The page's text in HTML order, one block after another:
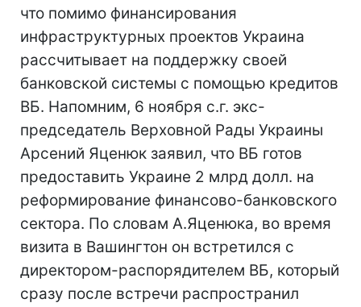
что помимо финансирования
инфраструктурных проектов Украина
рассчитывает на поддержку своей
банковской системы с помощью кредитов
ВБ. Напомним, 6 ноября с.г. экс-
председатель Верховной Рады Украины
Арсений Яценюк заявил, что ВБ готов
предоставить Украине 2 млрд долл. на
реформирование финансово-банковского
сектора. По словам А.Яценюка, во время
визита в Вашингтон он встретился с
директором-распорядителем ВБ, который
сразу после встречи распространил